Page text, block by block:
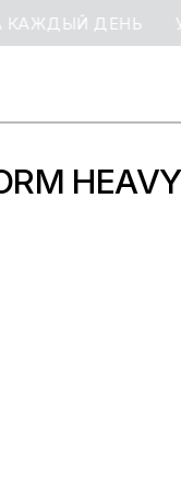
КАЖДЫЙ ДЕНЬ
HEAVY